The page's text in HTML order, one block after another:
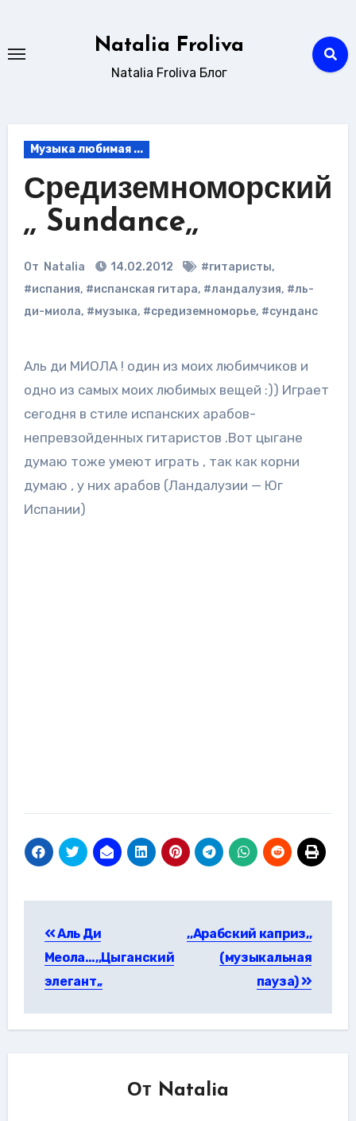
содержанию
Natalia Froliva
Natalia Froliva Блог
Музыка любимая ...
Средиземноморский
,, Sundance,,
От Natalia 14.02.2012 #гитаристы,
#испания, #испанская гитара, #ландалузия, #ль-
ди-миола, #музыка, #средиземноморье, #сунданс
Аль ди МИОЛА ! один из моих любимчиков и
одно из самых моих любимых вещей :)) Играет
сегодня в стиле испанских арабов-
непревзойденных гитаристов .Вот цыгане
думаю тоже умеют играть , так как корни
думаю , у них арабов (Ландалузии — Юг
Испании)
по
записям
Aль Ди
Meoлa…,,Цыганский
элегант,,
,,Арабский каприз,,
(музыкальная
пауза)
От Natalia